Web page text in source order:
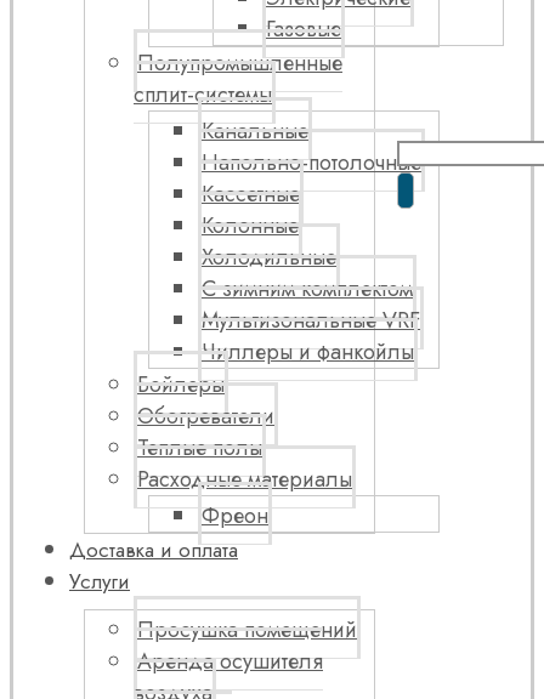
Газовые
Полупромышленные
сплит-системы
Канальные
Напольно-потолочные
Кассетные
Колонные
Холодильные
С зимним комплектом
Мультизональные VRF
Чиллеры и фанкойлы
Бойлеры
Обогреватели
Теплые полы
Расходные материалы
Фреон
Доставка и оплата
Услуги
Просушка помещений
Аренда осушителя